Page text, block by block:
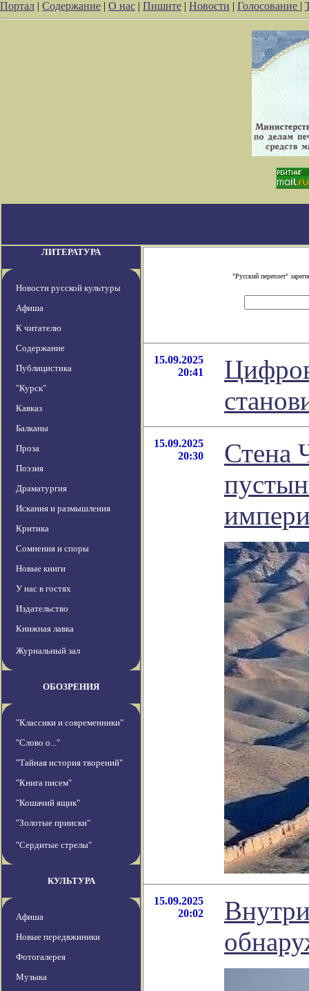
Портал | Содержание | О нас | Пишите | Новости | Голосование |
ЛИТЕРАТУРА
Новости русской культуры
Афиша
К читателю
Содержание
Публицистика
"Курск"
Кавказ
Балканы
Проза
Поэзия
Драматургия
Искания и размышления
Критика
Сомнения и споры
Новые книги
У нас в гостях
Издательство
Книжная лавка
Журнальный зал
ОБОЗРЕНИЯ
"Классики и современники"
"Слово о..."
"Тайная история творений"
"Книга писем"
"Кошачий ящик"
"Золотые прииски"
"Сердитые стрелы"
КУЛЬТУРА
Афиша
Новые передвжиники
Фотогалерея
Музыка
"Русский переплет"
15.09.2025
20:41
15.09.2025
20:30
Стена
15.09.2025
20:02